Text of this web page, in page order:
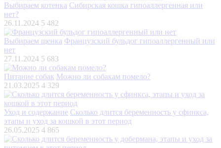
Выбираем котенка Сибирская кошка гипоаллергенная или
нет?
26.11.2024 5 482
Выбираем щенка Французский бульдог гипоаллергенный или
нет
27.11.2024 5 683
Питание собак Можно ли собакам помело?
21.03.2025 4 329
Уход и содержание Сколько длится беременность у сфинкса,
этапы и уход за кошкой в этот период
26.05.2025 4 865